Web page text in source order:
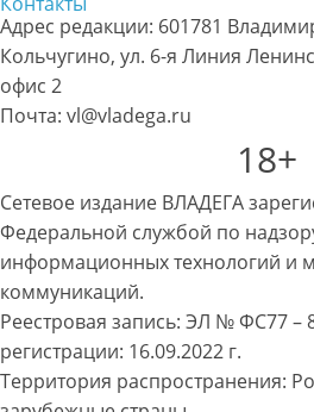
Адрес редакции: 601781
Кольчугино, ул. 6-я Линия
офис 2
Почта: vl@vladega.ru
18+
Сетевое издание ВЛАДЕГА
Федеральной службой по
информационных технологий и
коммуникаций.
Реестровая запись: ЭЛ № ФС77 –
регистрации: 16.09.2022 г.
Территория распространения: